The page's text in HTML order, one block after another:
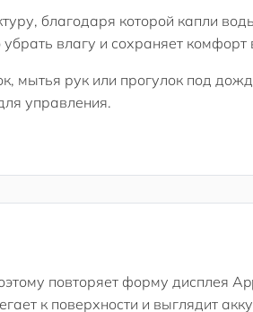
благодаря которой капли
влагу и сохраняет
мытья рук или прогулок под
управления.
повторяет форму дисплея
к поверхности и выглядит